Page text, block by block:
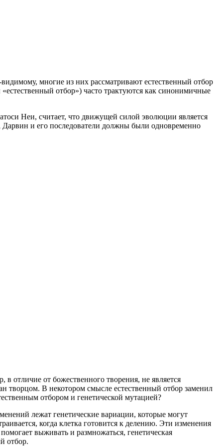
многие из них рассматривают естественный отбор
отбор») часто трактуются как синонимичные
Неи, считает, что движущей силой эволюции является
Дарвин и его последователи должны были одновременно
отличие от божественного творения, не является
творцом. В некотором смысле естественный отбор заменил
отбором и генетической мутацией?
лежат генетические вариации, которые могут
когда клетка готовится к делению. Эти изменения
выживать и размножаться, генетическая
отбор.